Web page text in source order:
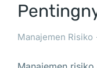
Manajemen Risiko